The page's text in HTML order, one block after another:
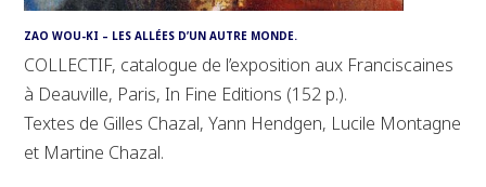
ZAO WOU-KI – LES ALLÉES D’UN AUTRE MONDE.
COLLECTIF, catalogue de l’exposition aux Franciscaines
à Deauville, Paris, In Fine Editions (152 p.).
Textes de Gilles Chazal, Yann Hendgen, Lucile Montagne
et Martine Chazal.